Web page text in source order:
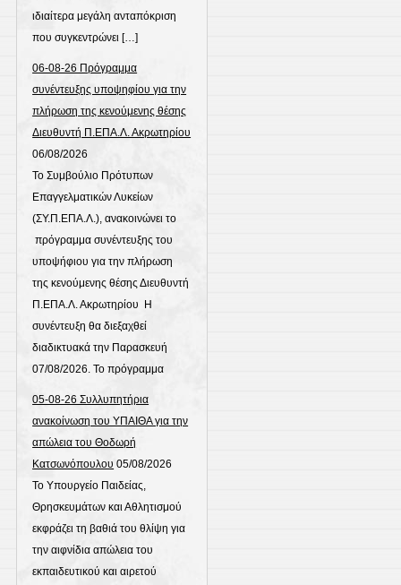
ιδιαίτερα μεγάλη ανταπόκριση
που συγκεντρώνει […]
06-08-26 Πρόγραμμα
συνέντευξης υποψηφίου για την
πλήρωση της κενούμενης θέσης
Διευθυντή Π.ΕΠΑ.Λ. Ακρωτηρίου
06/08/2026
Το Συμβούλιο Πρότυπων
Επαγγελματικών Λυκείων
(ΣΥ.Π.ΕΠΑ.Λ.), ανακοινώνει το
πρόγραμμα συνέντευξης του
υποψήφιου για την πλήρωση
της κενούμενης θέσης Διευθυντή
Π.ΕΠΑ.Λ. Ακρωτηρίου Η
συνέντευξη θα διεξαχθεί
διαδικτυακά την Παρασκευή
07/08/2026. Το πρόγραμμα
05-08-26 Συλλυπητήρια
ανακοίνωση του ΥΠΑΙΘΑ για την
απώλεια του Θοδωρή
Κατσωνόπουλου 05/08/2026
Το Υπουργείο Παιδείας,
Θρησκευμάτων και Αθλητισμού
εκφράζει τη βαθιά του θλίψη για
την αιφνίδια απώλεια του
εκπαιδευτικού και αιρετού